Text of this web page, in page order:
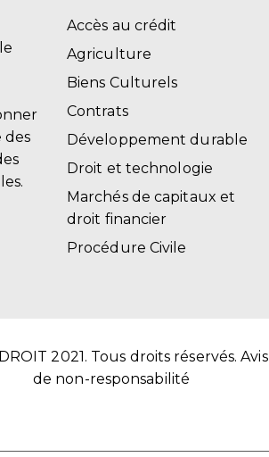
des
Accès au crédit
Agriculture
Biens Culturels
Contrats
Développement durable
Droit et technologie
Marchés de capitaux et
droit financier
Procédure Civile
2021. Tous droits réservés.Avis
de non-responsabilité